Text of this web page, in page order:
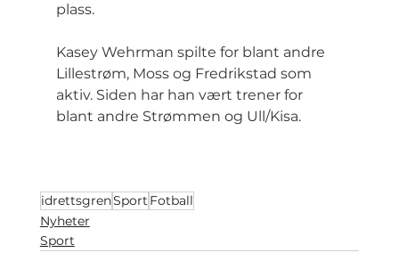
plass.
Kasey Wehrman spilte for blant andre
Lillestrøm, Moss og Fredrikstad som
aktiv. Siden har han vært trener for
blant andre Strømmen og Ull/Kisa.
idrettsgrenSport Fotball
Nyheter
Sport